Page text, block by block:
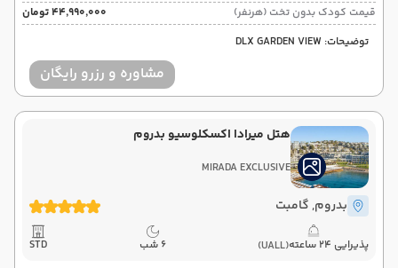
قیمت کودک بدون تخت (هرنفر)
۴۴٬۹۹۰٬۰۰۰ تومان
توضیحات: DLX GARDEN VIEW
مشاوره و رزرو رایگان
هتل میرادا اکسکلوسیو بدروم
MIRADA EXCLUSIVE
بدروم, گامبت
پذیرایی 24 ساعته (UALL) 6 شب STD